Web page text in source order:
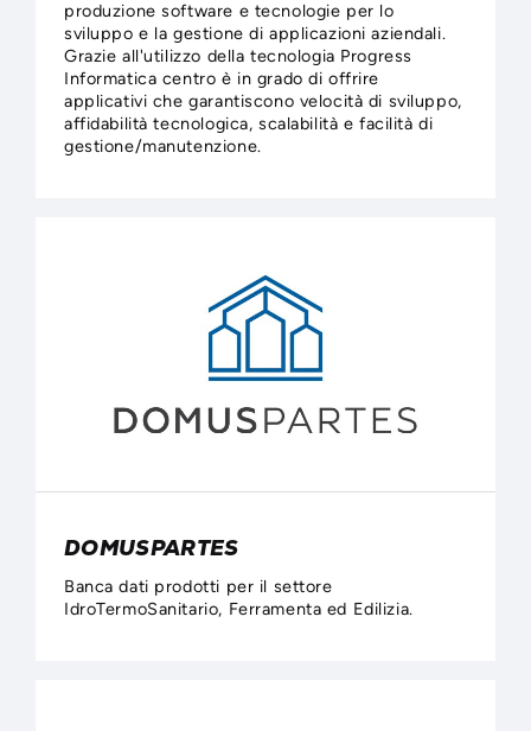
produzione software e tecnologie per lo
sviluppo e la gestione di applicazioni aziendali.
Grazie all'utilizzo della tecnologia Progress
Informatica centro è in grado di offrire
applicativi che garantiscono velocità di sviluppo,
affidabilità tecnologica, scalabilità e facilità di
gestione/manutenzione.
DOMUSPARTES
Banca dati prodotti per il settore
IdroTermoSanitario, Ferramenta ed Edilizia.